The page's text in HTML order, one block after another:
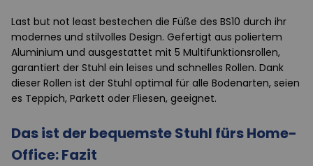
Last but not least bestechen die Füße des BS10 durch ihr
modernes und stilvolles Design. Gefertigt aus poliertem
Aluminium und ausgestattet mit 5 Multifunktionsrollen,
garantiert der Stuhl ein leises und schnelles Rollen. Dank
dieser Rollen ist der Stuhl optimal für alle Bodenarten, seien
es Teppich, Parkett oder Fliesen, geeignet.
Das ist der bequemste Stuhl fürs Home-
Office: Fazit